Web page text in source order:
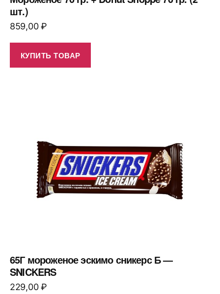
шт.)
859,00₽
КУПИТЬ ТОВАР
65Г мороженое эскимо сникерс Б —
SNICKERS
229,00₽